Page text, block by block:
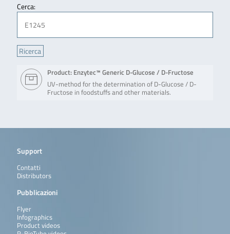
Cerca:
Product: Enzytec™ Generic D-Glucose / D-Fructose
UV-method for the determination of D-Glucose / D-
Fructose in foodstuffs and other materials.
Support
Contatti
Distributors
Pubblicazioni
Flyer
Infographics
Product videos